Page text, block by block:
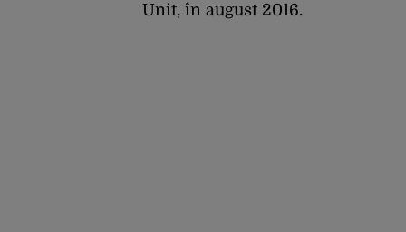
Unit, în august 2016.